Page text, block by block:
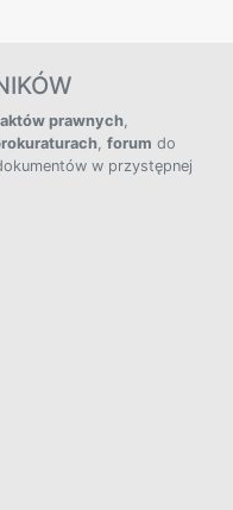
aktów prawnych,
, forum do
w przystępnej